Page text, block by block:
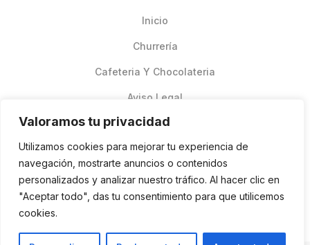
Valoramos tu privacidad
Utilizamos cookies para mejorar tu experiencia de
navegación, mostrarte anuncios o contenidos
personalizados y analizar nuestro tráfico. Al hacer clic en
"Aceptar todo", das tu consentimiento para que utilicemos
cookies.
Inicio
Churrería
Cafeteria Y Chocolateria
Aviso Legal
Pedidos Online Glovo
Contacto